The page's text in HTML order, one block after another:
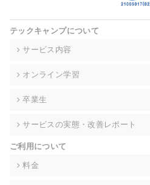
当社は事業運営上、前項利用目的
高い委託先を選定し、個人情報の適
個人情報の開示等(利用目的の通知
て、下記の当社問合わせ窓口に申し
的な期間内に対応いたします。ただ
により、ご希望に添えない場合があ
グなどの個人情報以外の情報につい
テックキャンプについて
サービス内容
オンライン学習
卒業生
サービスの実態・改善レポート
ご利用について
料金